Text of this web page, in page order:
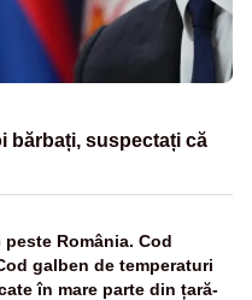
bărbați, suspectați că
România. Cod
galben de temperaturi
în mare parte din țară-